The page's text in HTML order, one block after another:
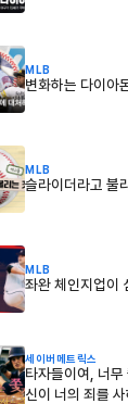
MLB
변화하는 다이아
MLB
슬라이더라고 불
MLB
좌완 체인지업이
세이버메트릭스
타자들이여, 너무
신이 너의 죄를